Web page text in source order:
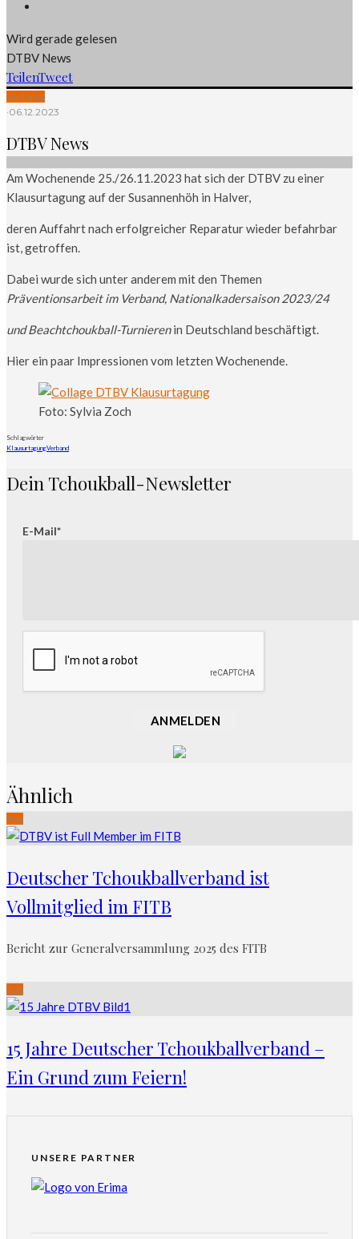
Wird gerade gelesen
DTBV News
TeilenTweet
Verband
·06.12.2023
DTBV News
Am Wochenende 25./26.11.2023 hat sich der DTBV zu einer
Klausurtagung auf der Susannenhöh in Halver,
deren Auffahrt nach erfolgreicher Reparatur wieder befahrbar
ist, getroffen.
Dabei wurde sich unter anderem mit den Themen
Präventionsarbeit im Verband, Nationalkadersaison 2023/24
und Beachtchoukball-Turnierenin Deutschland beschäftigt.
Hier ein paar Impressionen vom letzten Wochenende.
Foto: Sylvia Zoch
Schlagwörter
KlausurtagungVerband
Dein Tchoukball-Newsletter
E-Mail*
ANMELDEN
Ähnlich
Top
Deutscher Tchoukballverband ist
Vollmitglied im FITB
Bericht zur Generalversammlung 2025 des FITB
Top
15 Jahre Deutscher Tchoukballverband –
Ein Grund zum Feiern!
UNSERE PARTNER